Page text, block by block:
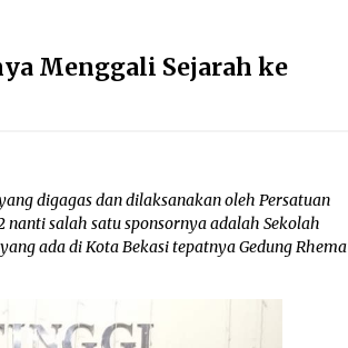
Menggali Sejarah ke
digagas dan dilaksanakan oleh Persatuan
nanti salah satu sponsornya adalah Sekolah
ada di Kota Bekasi tepatnya Gedung Rhema